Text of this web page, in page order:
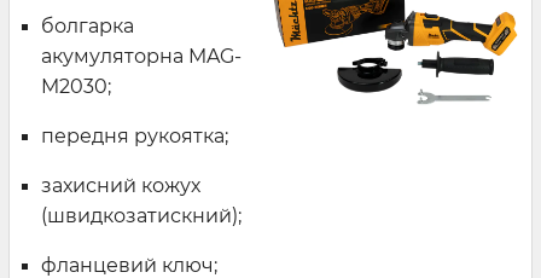
болгарка
акумуляторна MAG-
M2030;
передня рукоятка;
захисний кожух
(швидкозатискний);
фланцевий ключ;